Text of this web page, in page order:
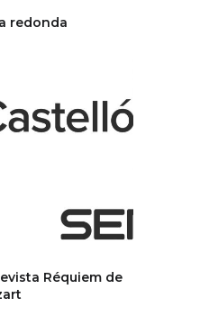
redonda
Réquiem de